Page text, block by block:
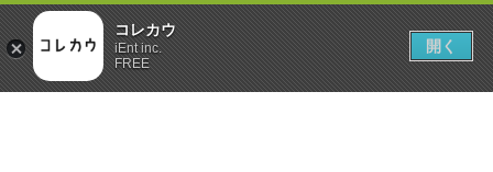
コレカウ
iEnt inc.
FREE
開く